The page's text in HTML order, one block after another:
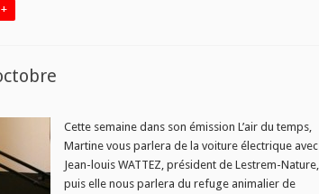
Cette semaine dans son émission L’air du temps,
Martine vous parlera de la voiture électrique avec
Jean-louis WATTEZ, président de Lestrem-Nature,
puis elle nous parlera du refuge animalier de